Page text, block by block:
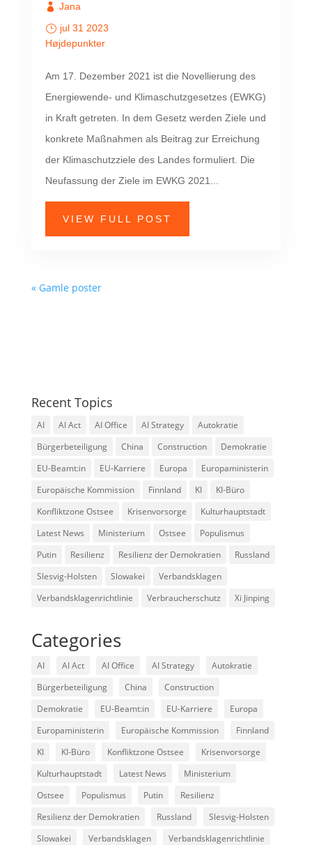
Jana
jul 31 2023
Højdepunkter
Am 17. Dezember 2021 ist die Novellierung des
Energiewende- und Klimaschutzgesetzes (EWKG)
in Kraft getreten. In dem Gesetz werden Ziele und
konkrete Maßnahmen als Beitrag zur Erreichung
der Klimaschutzziele des Landes formuliert. Die
Neufassung der Ziele im EWKG 2021...
VIEW FULL POST
« Gamle poster
Recent Topics
AI AI Act AI Office AI Strategy
Autokratie
Bürgerbeteiligung
China Construction
Demokratie
EU-Beamt:in
EU-Karriere Europa
Europaministerin
Europäische Kommission
Finnland KI
KI-Büro
Konfliktzone Ostsee
Krisenvorsorge
Kulturhauptstadt
Latest News
Ministerium Ostsee
Populismus
Putin
Resilienz Resilienz der Demokratien
Russland
Slesvig-Holsten
Slowakei
Verbandsklagen
Verbandsklagenrichtlinie
Verbraucherschutz Xi Jinping
Categories
AI AI Act AI Office AI Strategy
Autokratie
Bürgerbeteiligung
China
Construction
Demokratie
EU-Beamt:in EU-Karriere
Europa
Europaministerin
Europäische Kommission
Finnland
KI
KI-Büro Konfliktzone Ostsee
Krisenvorsorge
Kulturhauptstadt
Latest News
Ministerium
Ostsee
Populismus Putin
Resilienz
Resilienz der Demokratien
Russland
Slesvig-Holsten
Slowakei
Verbandsklagen
Verbandsklagenrichtlinie